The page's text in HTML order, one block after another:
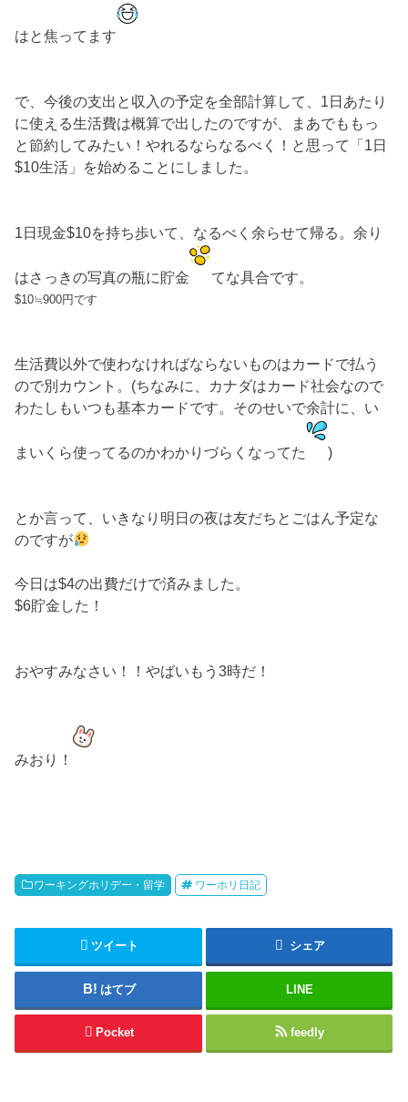
はと焦ってます
で、今後の支出と収入の予定を全部計算して、1日あたり
に使える生活費は概算で出したのですが、まあでももっ
と節約してみたい！やれるならなるべく！と思って「1日
$10生活」を始めることにしました。
1日現金$10を持ち歩いて、なるべく余らせて帰る。余り
はさっきの写真の瓶に貯金 てな具合です。
$10≒900円です
生活費以外で使わなければならないものはカードで払う
ので別カウント。(ちなみに、カナダはカード社会なので
わたしもいつも基本カードです。そのせいで余計に、い
まいくら使ってるのかわかりづらくなってた )
とか言って、いきなり明日の夜は友だちとごはん予定な
のですが
今日は$4の出費だけで済みました。
$6貯金した ！
おやすみなさい！！やばいもう3時だ！
みおり！
ワーキングホリデー・留学 ワーホリ日記
ツイート シェア
はてブ LINE
Pocket feedly